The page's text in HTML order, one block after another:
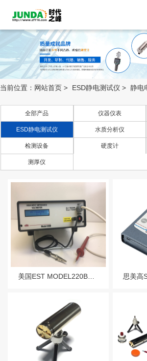
品牌中心
新闻动态
技术支持
联系我们
服务热线：
联系邮箱：
当前位置： 网站首页 > ESD静电测试仪 > 静电
全部产品 仪器仪表
ESD静电测试仪
人体接地测试仪 实
时接地监测器
静电电压表
试仪
水质分析仪
检测设备 硬度计
测厚仪